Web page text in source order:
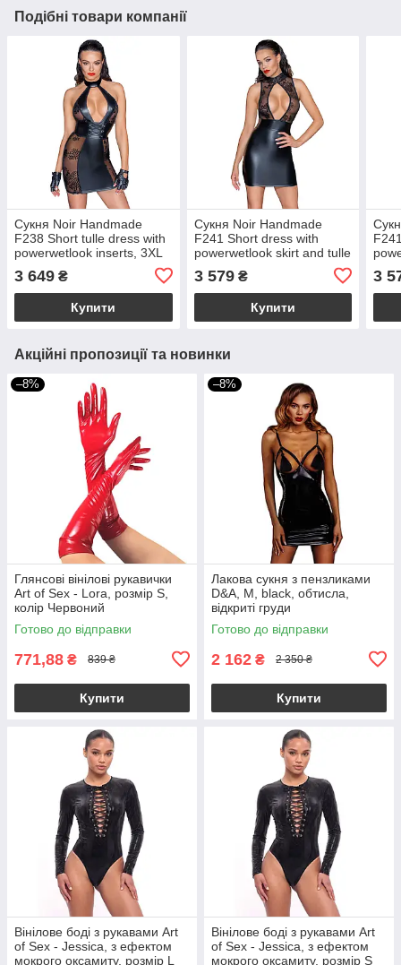
Подібні товари компанії
Сукня Noir Handmade
F238 Short tulle dress with
powerwetlook inserts, 3XL
3 649 ₴
Купити
Сукня Noir Handmade
F241 Short dress with
powerwetlook skirt and tulle
3 579₴
Купити
3
Акційні пропозиції та новинки
–8%
Глянсові вінілові рукавички
Art of Sex - Lora, розмір S,
колір Червоний
Готово до відправки
771,88 ₴ 839 ₴
Купити
–8%
Лакова сукня з пензликами
D&A, M, black, обтисла,
відкриті груди
Готово до відправки
2 162 ₴ 2 350 ₴
Купити
Вінілове боді з рукавами Art
of Sex - Jessica, з ефектом
мокрого оксамиту, розмір L
Вінілове боді з рукавами Art
of Sex - Jessica, з ефектом
мокрого оксамиту, розмір S